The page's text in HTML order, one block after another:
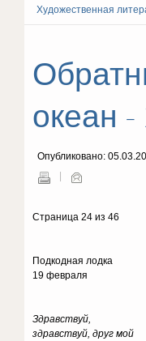
Художественная
океан -
Опубликовано:
Страница 24 из 46
Подкодная лодка
19 февраля
Здравствуй,
здравствуй, друг мой